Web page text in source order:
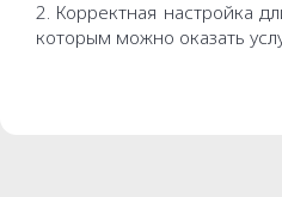
2. Корректная настройка
которым можно оказать